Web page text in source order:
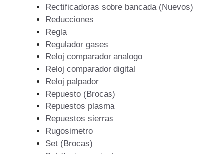
Rectificadoras sobre bancada (Nuevos)
Reducciones
Regla
Regulador gases
Reloj comparador analogo
Reloj comparador digital
Reloj palpador
Repuesto (Brocas)
Repuestos plasma
Repuestos sierras
Rugosimetro
Set (Brocas)